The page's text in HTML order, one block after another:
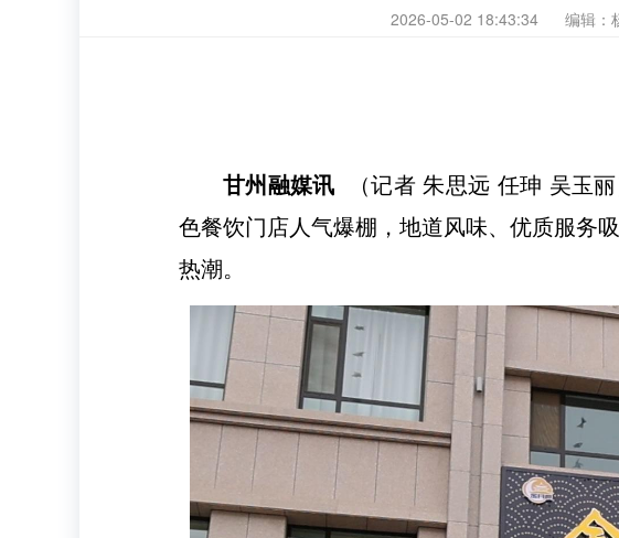
2026-05-02 18:43:34 编辑：
甘州融媒讯
（记者 朱思远 任珅 吴玉
色餐饮门店人气爆棚，地道风味、优质服务
热潮。